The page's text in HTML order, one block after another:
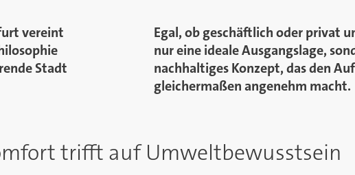
vereint
Stadt
Egal, ob geschäftlich oder privat
nur eine ideale Ausgangslage,
nachhaltiges Konzept, das den
gleichermaßen angenehm macht.
trifft auf Umweltbewusstsein